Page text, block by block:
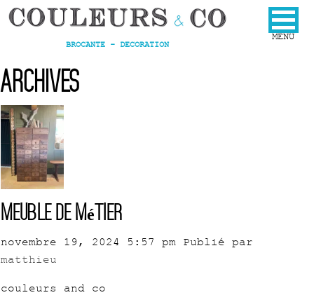
BROCANTE - DECORATION
Archives
Meuble de métier
novembre 19, 2024 5:57 pm Publié par
matthieu
couleurs and co